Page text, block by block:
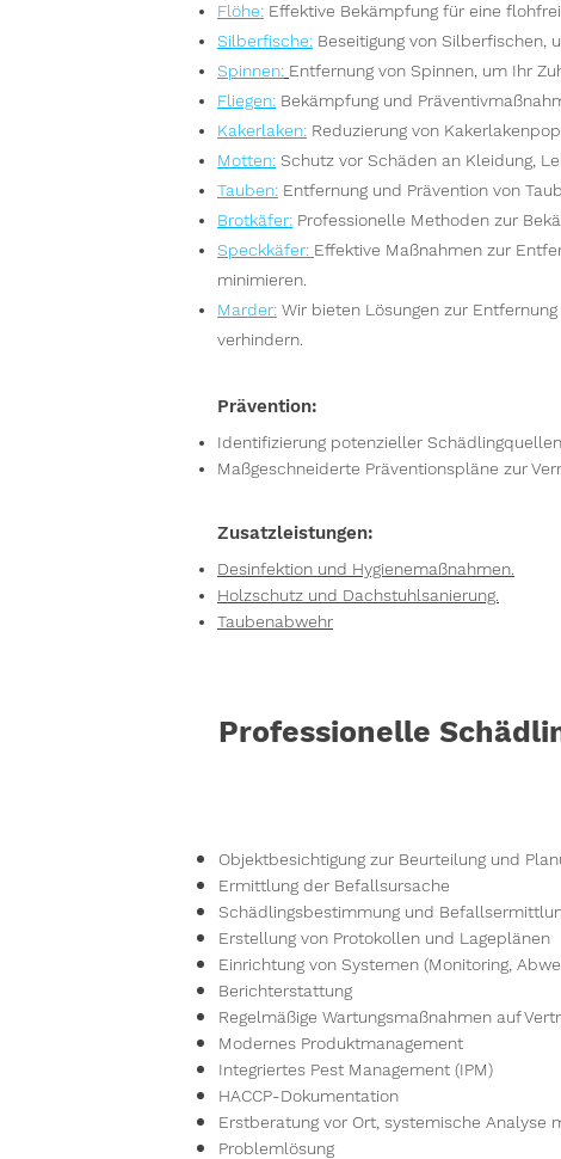
Flöhe: Effektive Bekämpfung für eine
Silberfische: Beseitigung von Silberfischen,
Spinnen: Entfernung von Spinnen, um Ihr
Fliegen: Bekämpfung und
Kakerlaken: Reduzierung von
Motten: Schutz vor Schäden an Kleidung,
Tauben: Entfernung und Prävention von
Brotkäfer: Professionelle Methoden zur
Speckkäfer: Effektive Maßnahmen zur
minimieren.
Marder: Wir bieten Lösungen zur
verhindern.
Prävention:
Identifizierung potenzieller Schädlingquellen.
Maßgeschneiderte Präventionspläne zur
Zusatzleistungen:
Desinfektion und Hygienemaßnahmen.
Holzschutz und Dachstuhlsanierung.
Taubenabwehr
Professionelle
Objektbesichtigung zur Beurteilung und
Ermittlung der Befallsursache
Schädlingsbestimmung und
Erstellung von Protokollen und Lageplänen
Einrichtung von Systemen (Monitoring,
Berichterstattung
Regelmäßige Wartungsmaßnahmen auf
Modernes Produktmanagement
Integriertes Pest Management (IPM)
HACCP-Dokumentation
Erstberatung vor Ort, systemische Analyse
Problemlösung